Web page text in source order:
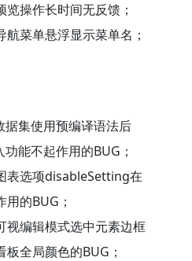
操作长时间无反馈；
菜单悬浮显示菜单名；
据集使用预编译语法后
能不起作用的BUG；
表选项disableSetting在
的BUG；
视编辑模式选中元素边框
全局颜色的BUG；